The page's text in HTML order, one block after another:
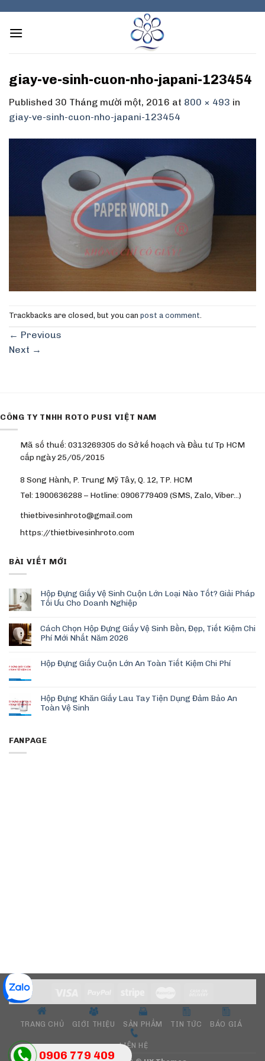
0906 779 409
content
giay-ve-sinh-cuon-nho-japani-123454
Published 30 Tháng mười một, 2016 at 800 × 493 in
giay-ve-sinh-cuon-nho-japani-123454
Trackbacks are closed, but you can post a comment.
← Previous
Next →
CÔNG TY TNHH ROTO PUSI VIỆT NAM
Mã số thuế: 0313269305 do Sở kế hoạch và Đầu tư Tp HCM
cấp ngày 25/05/2015
8 Song Hành, P. Trung Mỹ Tây, Q. 12, TP. HCM
Tel: 1900636288 – Hotline: 0906779409 (SMS, Zalo, Viber…)
thietbivesinhroto@gmail.com
https://thietbivesinhroto.com
BÀI VIẾT MỚI
Hộp Đựng Giấy Vệ Sinh Cuộn Lớn Loại Nào Tốt? Giải Pháp
Tối Ưu Cho Doanh Nghiệp
Cách Chọn Hộp Đựng Giấy Vệ Sinh Bền, Đẹp, Tiết Kiệm Chi
Phí Mới Nhất Năm 2026
Hộp Đựng Giấy Cuộn Lớn An Toàn Tiết Kiệm Chi Phí
Hộp Đựng Khăn Giấy Lau Tay Tiện Dụng Đảm Bảo An
Toàn Vệ Sinh
FANPAGE
TRANG CHỦ GIỚI THIỆU SẢN PHẨM TIN TỨC BÁO GIÁ
LIÊN HỆ